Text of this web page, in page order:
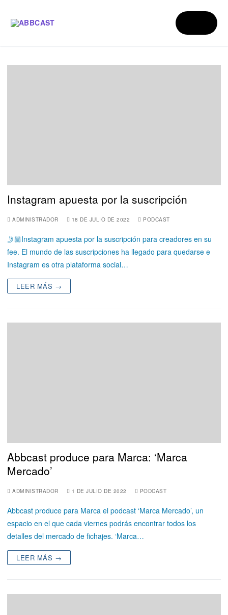
Instagram apuesta por la suscripción
ADMINISTRADOR 18 DE JULIO DE 2022 PODCAST
🤳🏼Instagram apuesta por la suscripción para creadores en su
fee. El mundo de las suscripciones ha llegado para quedarse e
Instagram es otra plataforma social…
LEER MÁS →
Abbcast produce para Marca: ‘Marca
Mercado’
ADMINISTRADOR 1 DE JULIO DE 2022 PODCAST
Abbcast produce para Marca el podcast ‘Marca Mercado’, un
espacio en el que cada viernes podrás encontrar todos los
detalles del mercado de fichajes. ‘Marca…
LEER MÁS →